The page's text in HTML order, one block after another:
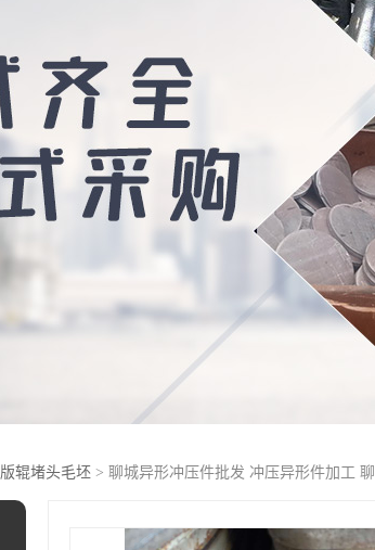
版辊堵头毛坯 > 聊城异形冲压件批发 冲压异形件加工